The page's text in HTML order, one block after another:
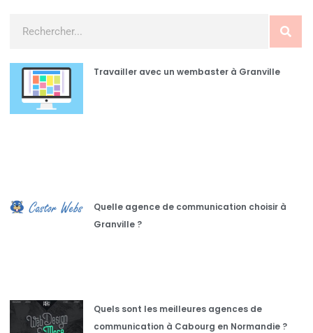
Travailler avec un wembaster à Granville
Quelle agence de communication choisir à
Granville ?
Quels sont les meilleures agences de
communication à Cabourg en Normandie ?